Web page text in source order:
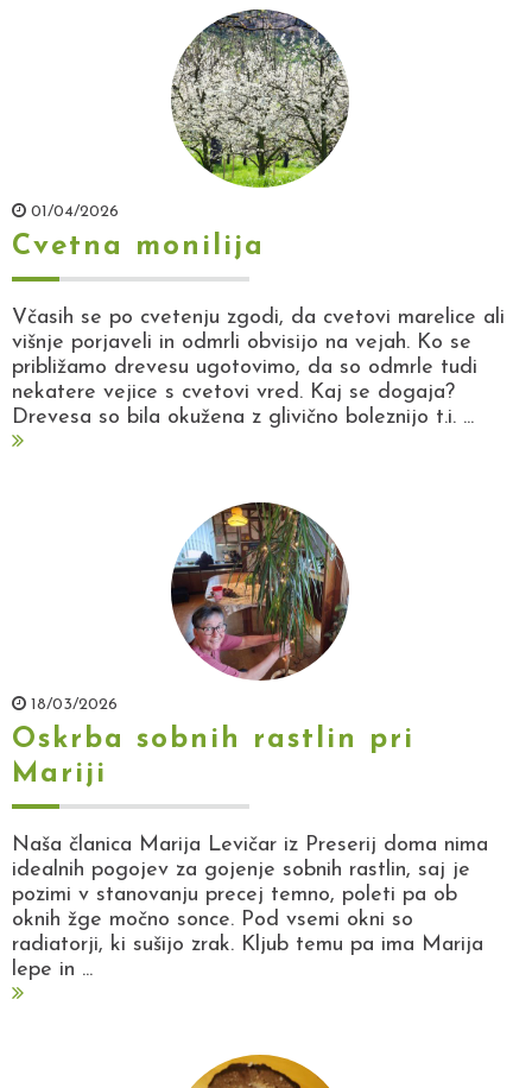
01/04/2026
Cvetna monilija
Včasih se po cvetenju zgodi, da cvetovi marelice ali
višnje porjaveli in odmrli obvisijo na vejah. Ko se
približamo drevesu ugotovimo, da so odmrle tudi
nekatere vejice s cvetovi vred. Kaj se dogaja?
Drevesa so bila okužena z glivično boleznijo t.i. ...
18/03/2026
Oskrba sobnih rastlin pri
Mariji
Naša članica Marija Levičar iz Preserij doma nima
idealnih pogojev za gojenje sobnih rastlin, saj je
pozimi v stanovanju precej temno, poleti pa ob
oknih žge močno sonce. Pod vsemi okni so
radiatorji, ki sušijo zrak. Kljub temu pa ima Marija
lepe in ...